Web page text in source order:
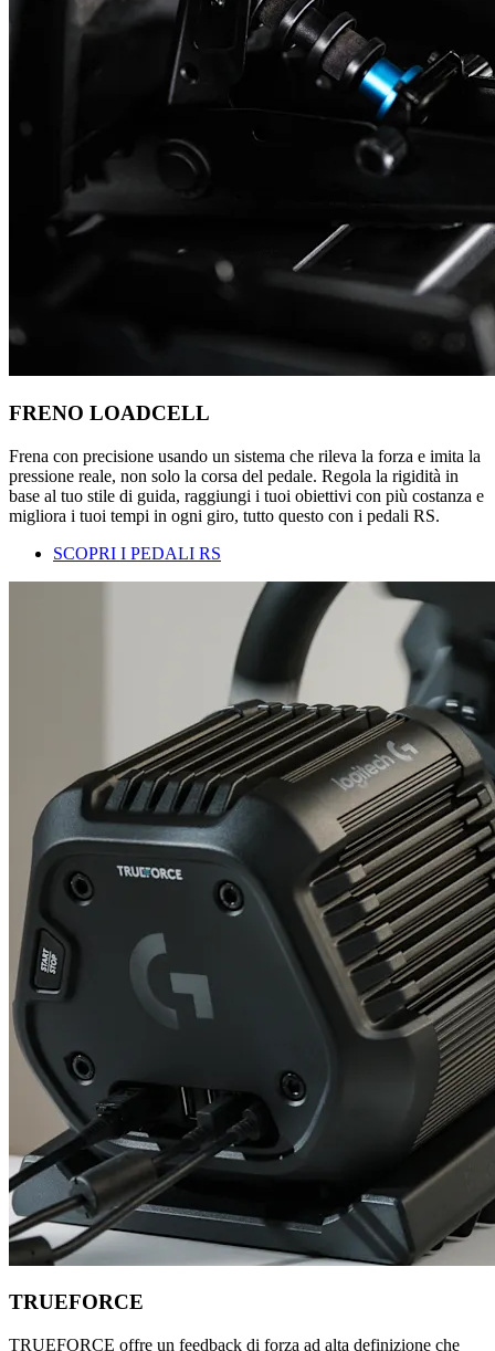
FRENO LOADCELL
Frena con precisione usando un sistema che rileva la forza e imita la
pressione reale, non solo la corsa del pedale. Regola la rigidità in
base al tuo stile di guida, raggiungi i tuoi obiettivi con più costanza e
migliora i tuoi tempi in ogni giro, tutto questo con i pedali RS.
SCOPRI I PEDALI RS
TRUEFORCE
TRUEFORCE offre un feedback di forza ad alta definizione che